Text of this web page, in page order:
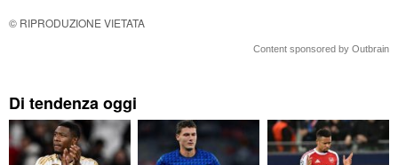
© RIPRODUZIONE VIETATA
Content sponsored by Outbrain
Di tendenza oggi